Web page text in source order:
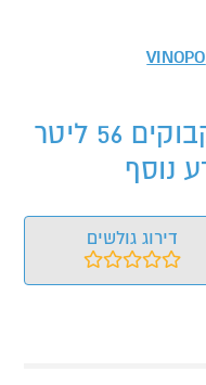
VINOPO
מקרר יין מתקדם 19 בקבוקים 56 ליטר
דירוג גולשים